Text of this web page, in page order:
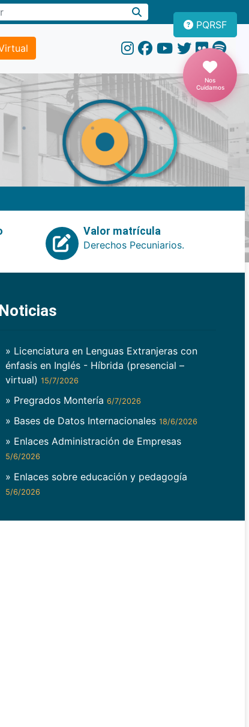
PQRSF
Nos
Cuidamos
Valor matrícula
Derechos Pecuniarios.
Noticias
» Licenciatura en Lenguas Extranjeras con
énfasis en Inglés - Híbrida (presencial –
virtual) 15/7/2026
» Pregrados Montería 6/7/2026
» Bases de Datos Internacionales 18/6/2026
» Enlaces Administración de Empresas
5/6/2026
» Enlaces sobre educación y pedagogía
5/6/2026